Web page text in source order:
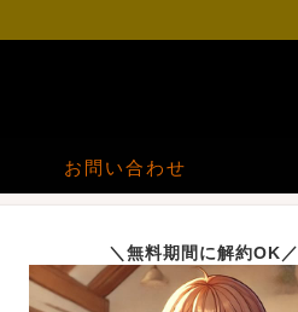
お問い合わせ
＼無料期間に解約OK／